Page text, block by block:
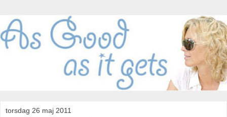
torsdag 26 maj 2011